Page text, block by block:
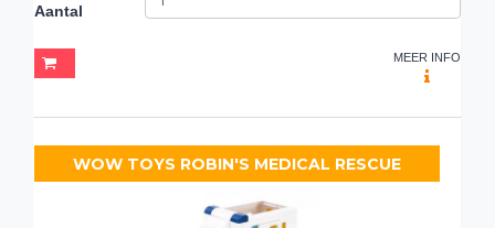
Aantal
MEER INFO
WOW TOYS ROBIN'S MEDICAL RESCUE